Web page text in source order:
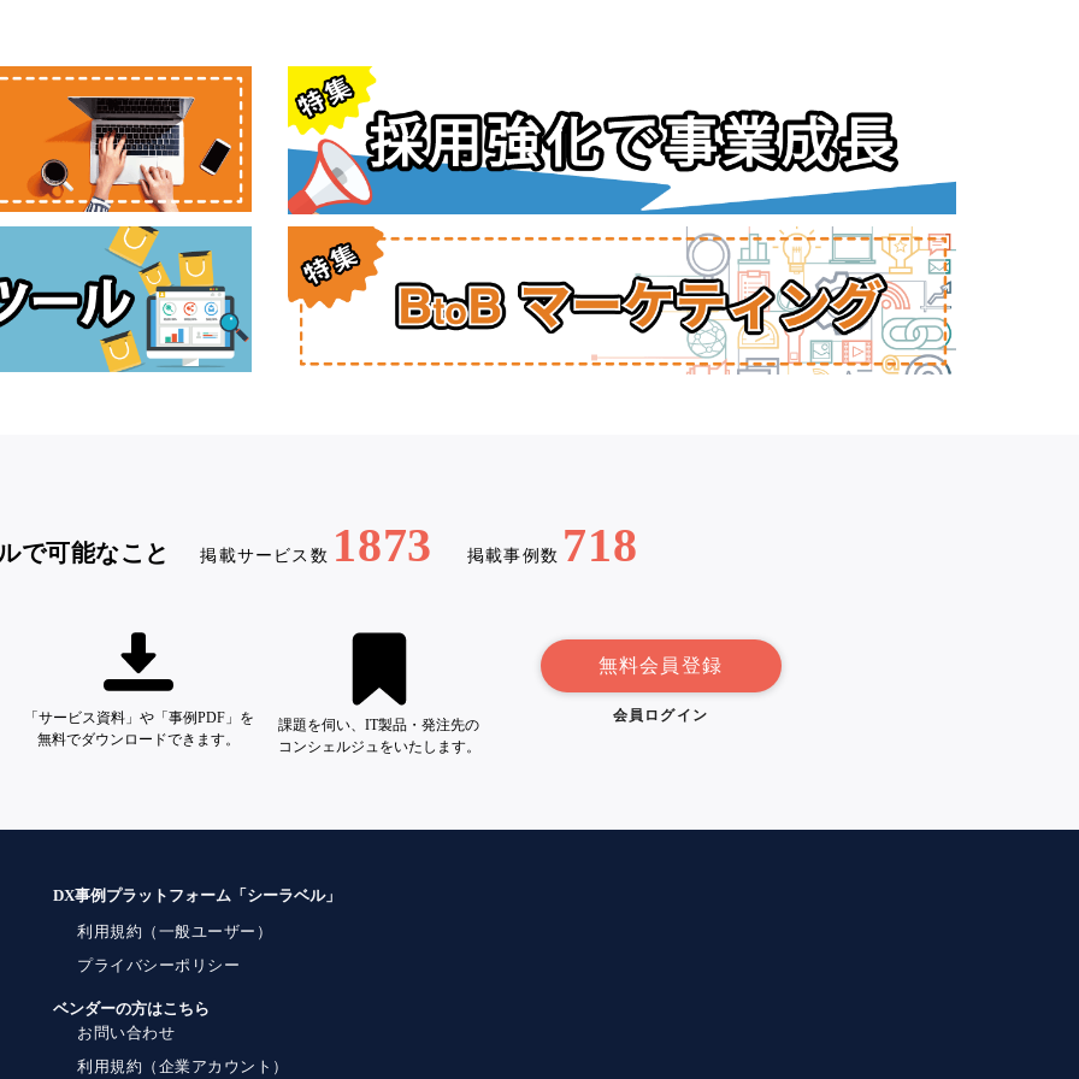
で可能なこと 掲載サービス数 1873 掲載事例数 718
「サービス資料」や「事例PDF」を
無料でダウンロードできます。
課題を伺い、IT製品・発注先の
コンシェルジュをいたします。
無料会員登録
会員ログイン
DX事例プラットフォーム「シーラベル」
利用規約（一般ユーザー）
プライバシーポリシー
ベンダーの方はこちら
お問い合わせ
利用規約（企業アカウント）